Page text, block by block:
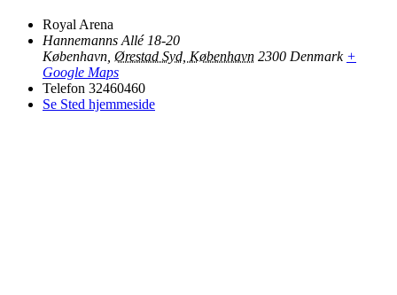
Royal Arena
Hannemanns Allé 18-20
København Ørestad Syd, København 2300 Denmark +
Google Maps
Telefon 32460460
Se Sted hjemmeside